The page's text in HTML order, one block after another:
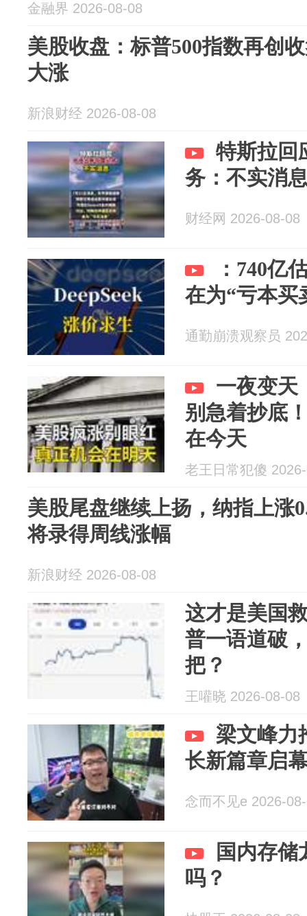
金融界 2026-08-08
美股收盘：标普500指数再创
大涨
新浪财经 2026-08-08
特斯拉回
务：不实消
财经网 2026-08-08
：740亿
在为“亏本买
通勤崩溃观察员
一夜变天
别急着抄底
在今天
老王日常犯傻
美股尾盘继续上扬，纳指上涨
将录得周线涨幅
新浪财经 2026-08-08
这才是美国
普一语道破
把？
王嚾晓 2026-08-08
梁文峰力
长新篇章启
念而不见e 2026-
国内存储
吗？